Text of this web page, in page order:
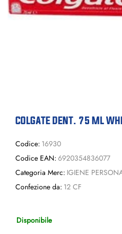
COLGATE DENT. 75 ML
Codice: 16930
Codice EAN: 6920354836077
Categoria Merc: IGIENE
Confezione da: 12 CF
Disponibile